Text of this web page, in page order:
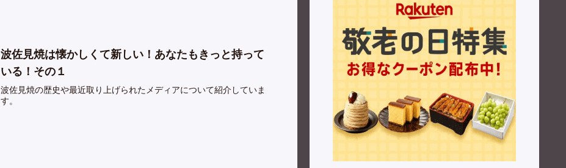
波佐見焼は懐かしくて新しい！あなたもきっと持って
いる！その１
波佐見焼の歴史や最近取り上げられたメディアについて紹介していま
す。